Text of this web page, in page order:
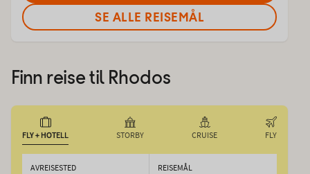
SE ALLE REISEMÅL
Finn reise til Rhodos
FLY + HOTELL STORBY CRUISE FLY
AVREISESTED REISEMÅL